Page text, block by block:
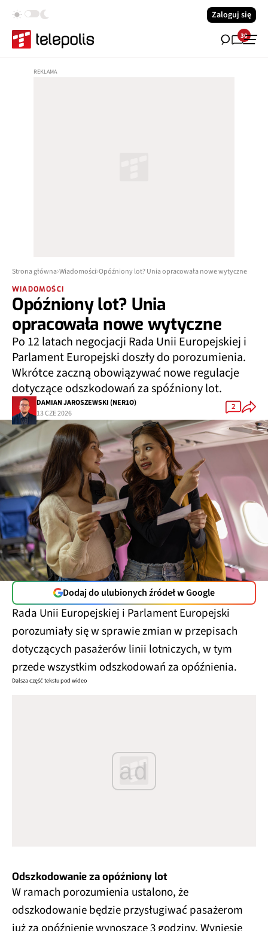
Zaloguj się
30
Strona główna Wiadomości Opóźniony lot? Unia opracowała nowe wytyczne
WIADOMOŚCI
Opóźniony lot? Unia
opracowała nowe wytyczne
Po 12 latach negocjacji Rada Unii Europejskiej i
Parlament Europejski doszły do porozumienia.
Wkrótce zaczną obowiązywać nowe regulacje
dotyczące odszkodowań za spóźniony lot.
DAMIAN JAROSZEWSKI (NER1O)
13 CZE 2026
2
Dodaj do ulubionych źródeł w Google
Rada Unii Europejskiej i Parlament Europejski
porozumiały się w sprawie zmian w przepisach
dotyczących pasażerów linii lotniczych, w tym
przede wszystkim odszkodowań za opóźnienia.
Dalsza część tekstu pod wideo
ad
Odszkodowanie za opóźniony lot
W ramach porozumienia ustalono, że
odszkodowanie będzie przysługiwać pasażerom